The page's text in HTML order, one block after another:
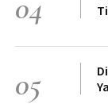
05